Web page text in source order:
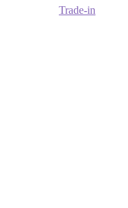
Trade-in